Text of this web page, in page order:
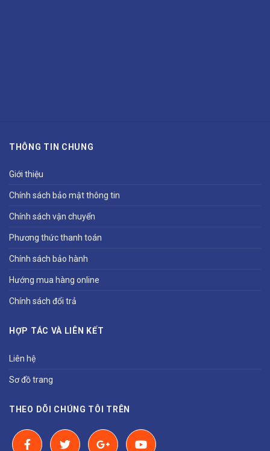
THÔNG TIN CHUNG
Giới thiệu
Chính sách bảo mật thông tin
Chính sách vận chuyển
Phương thức thanh toán
Chính sách bảo hành
Hướng mua hàng online
Chính sách đổi trả
HỢP TÁC VÀ LIÊN KẾT
Liên hệ
Sơ đồ trang
THEO DÕI CHÚNG TÔI TRÊN